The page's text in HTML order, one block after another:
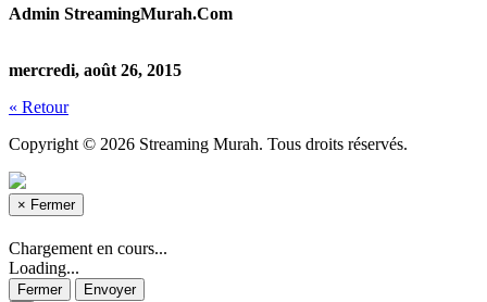
Admin StreamingMurah.Com
mercredi, août 26, 2015
« Retour
Copyright © 2026 Streaming Murah. Tous droits réservés.
× Fermer
Chargement en cours...
Loading...
Fermer
Envoyer